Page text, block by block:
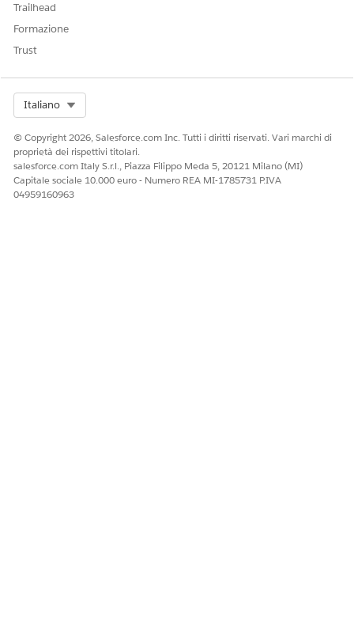
Trailhead
Formazione
Trust
Italiano
© Copyright 2026, Salesforce.com Inc. Tutti i diritti riservati. Vari marchi di
proprietà dei rispettivi titolari.
salesforce.com Italy S.r.l., Piazza Filippo Meda 5, 20121 Milano (MI)
Capitale sociale 10.000 euro - Numero REA MI-1785731 P.IVA
04959160963